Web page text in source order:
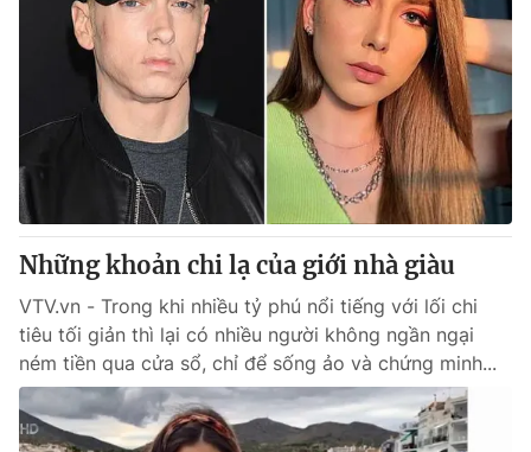
Những khoản chi lạ của giới nhà giàu
VTV.vn - Trong khi nhiều tỷ phú nổi tiếng với lối chi
tiêu tối giản thì lại có nhiều người không ngần ngại
ném tiền qua cửa sổ, chỉ để sống ảo và chứng minh...